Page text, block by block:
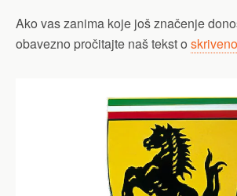
Ako vas zanima koje još značenje
obavezno pročitajte naš tekst o